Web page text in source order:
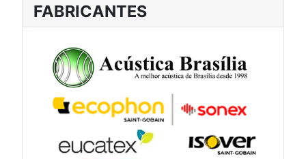
FABRICANTES